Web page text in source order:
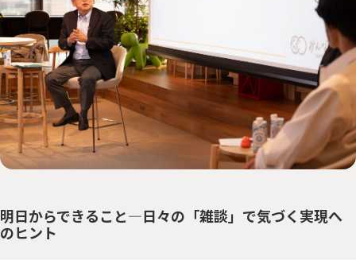
明日からできること―日々の「雑談」で気づく実現へ
のヒント